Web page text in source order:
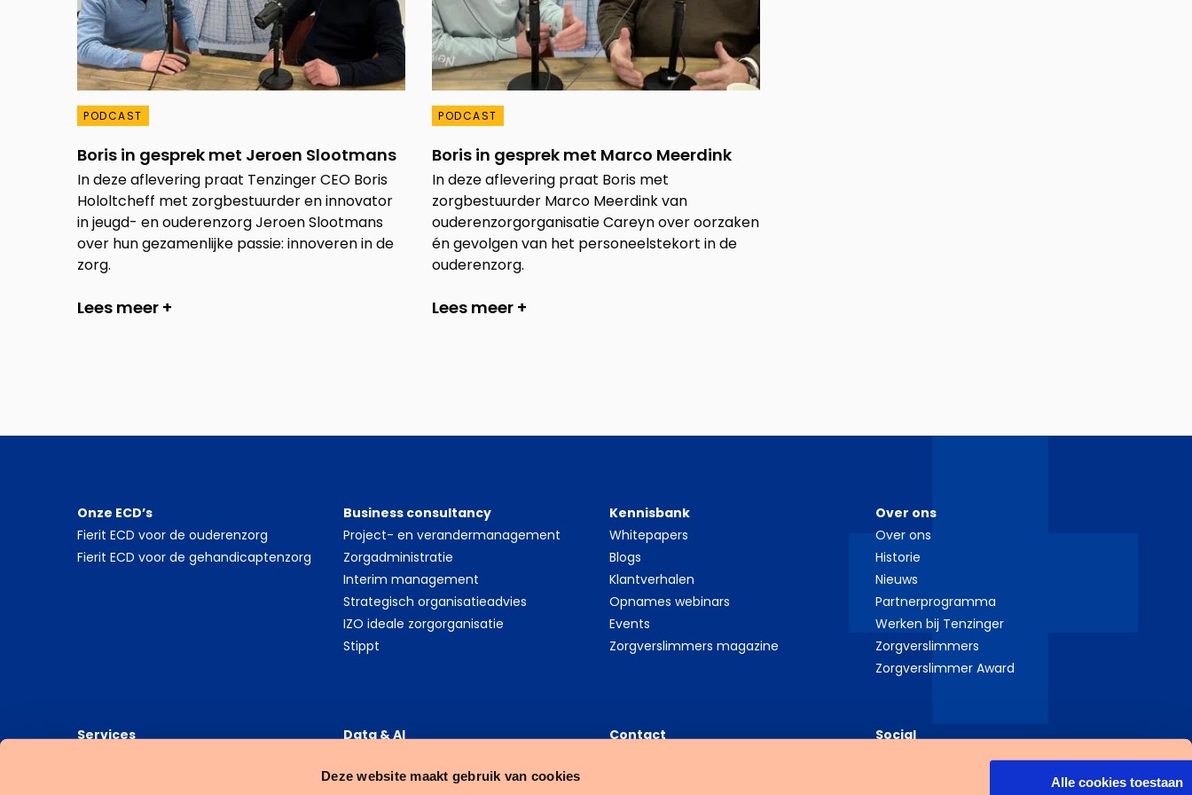
Deze website maakt gebruik van cookies Alle cookies toestaan
PODCAST
Boris in gesprek met Jeroen Slootmans
In deze aflevering praat Tenzinger CEO Boris
Hololtcheff met zorgbestuurder en innovator
in jeugd- en ouderenzorg Jeroen Slootmans
over hun gezamenlijke passie: innoveren in de
zorg.
Lees meer +
PODCAST
Boris in gesprek met Marco Meerdink
In deze aflevering praat Boris met
zorgbestuurder Marco Meerdink van
ouderenzorgorganisatie Careyn over oorzaken
én gevolgen van het personeelstekort in de
ouderenzorg.
Lees meer +
Onze ECD’s
Fierit ECD voor de ouderenzorg
Fierit ECD voor de gehandicaptenzorg
Business consultancy
Project- en verandermanagement
Zorgadministratie
Interim management
Strategisch organisatieadvies
IZO ideale zorgorganisatie
Stippt
Kennisbank
Whitepapers
Blogs
Klantverhalen
Opnames webinars
Events
Zorgverslimmers magazine
Over ons
Over ons
Historie
Nieuws
Partnerprogramma
Werken bij Tenzinger
Zorgverslimmers
Zorgverslimmer Award
Services
Data & AI
6G Dataplatform
Contact
Social